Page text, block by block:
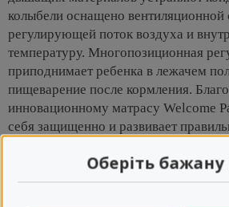
колыбели оснащено вентиляционной
регулирующей поток воздуха и
температуру. Многопозиционная
приподнимает ребенка в лежачем
пищеварение после кормления.
инновационному матрасу Welcome
себя защищенно и развивает
Реверс прогулки
Оберіть